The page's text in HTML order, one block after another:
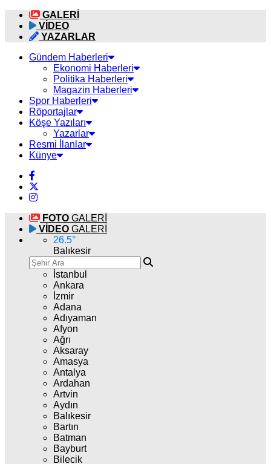
GALERİ
VİDEO
YAZARLAR
Gündem Haberleri
Ekonomi Haberleri
Politika Haberleri
Magazin Haberleri
Spor Haberleri
Röportajlar
Köşe Yazıları
Yazarlar
Resmi İlanlar
Künye
FOTO GALERİ
VİDEO GALERİ
26.5°
Balıkesir
İstanbul
Ankara
İzmir
Adana
Adıyaman
Afyon
Ağrı
Aksaray
Amasya
Antalya
Ardahan
Artvin
Aydın
Balıkesir
Bartın
Batman
Bayburt
Bilecik